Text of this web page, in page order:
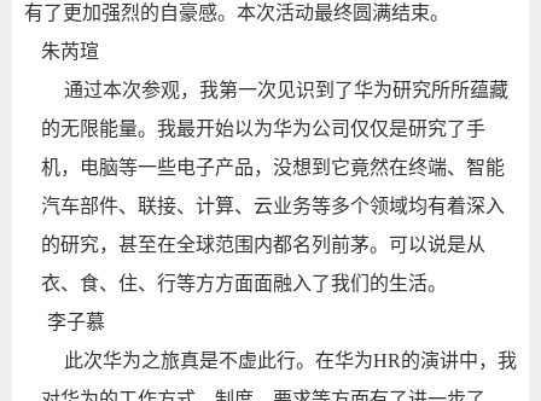
有了更加强烈的自豪感。本次活动最终圆满结束。
朱芮瑄
通过本次参观，我第一次见识到了华为研究所所蕴藏
的无限能量。我最开始以为华为公司仅仅是研究了手
机，电脑等一些电子产品，没想到它竟然在终端、智能
汽车部件、联接、计算、云业务等多个领域均有着深入
的研究，甚至在全球范围内都名列前茅。可以说是从
衣、食、住、行等方方面面融入了我们的生活。
李子慕
此次华为之旅真是不虚此行。在华为HR的演讲中，我